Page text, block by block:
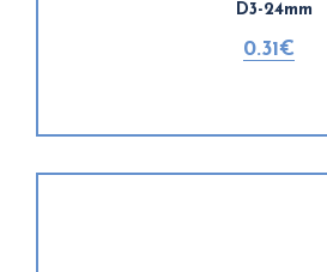
D3-24mm
0.31€